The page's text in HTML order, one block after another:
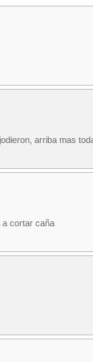
arriba mas
a cortar caña